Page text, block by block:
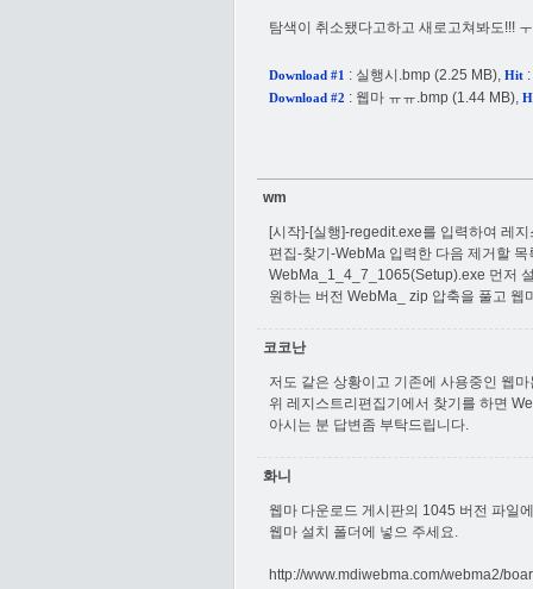
탐색이 취소됐다고하고 새로고쳐봐도!!!
Download #1 : 실행시.bmp (2.25 MB), Hit
Download #2 : 웹마 ㅠㅠ.bmp (1.44 MB),
wm
[시작]-[실행]-regedit.exe를 입력하여 레
편집-찾기-WebMa 입력한 다음 제거할
WebMa_1_4_7_1065(Setup).exe 먼저
원하는 버전 WebMa_ zip 압축을 풀고
코코난
저도 같은 상황이고 기존에 사용중인 웹
위 레지스트리편집기에서 찾기를 하면
아시는 분 답변좀 부탁드립니다.
화니
웹마 다운로드 게시판의 1045 버전 파일
웹마 설치 폴더에 넣으 주세요.
http://www.mdiwebma.com/webma2/